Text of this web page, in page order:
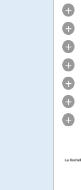
+
+
+
+
+
+
+